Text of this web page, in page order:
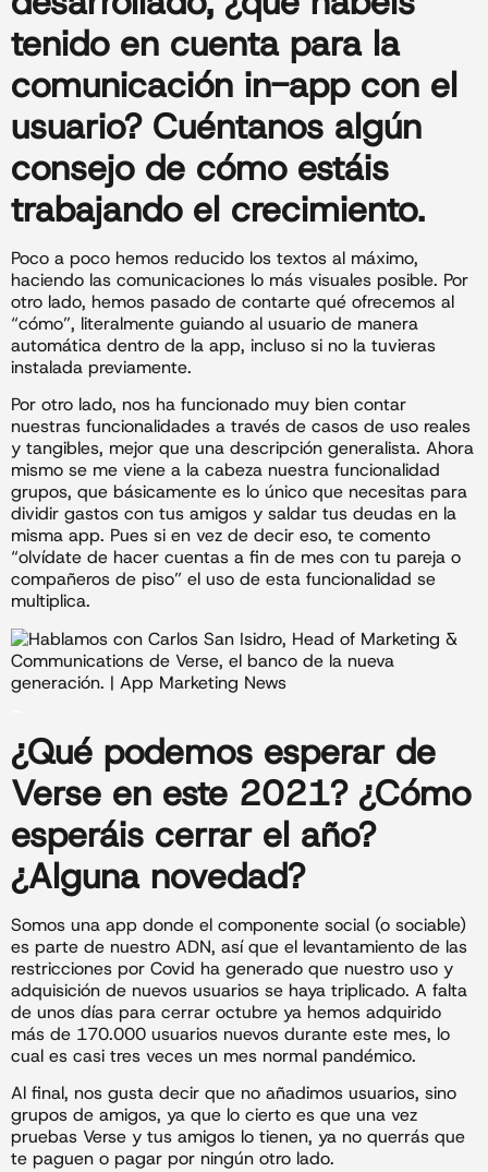
tenido en cuenta para la
comunicación in-app con el
usuario? Cuéntanos algún
consejo de cómo estáis
trabajando el crecimiento.
Poco a poco hemos reducido los textos al máximo,
haciendo las comunicaciones lo más visuales posible. Por
otro lado, hemos pasado de contarte qué ofrecemos al
“cómo”, literalmente guiando al usuario de manera
automática dentro de la app, incluso si no la tuvieras
instalada previamente.
Por otro lado, nos ha funcionado muy bien contar
nuestras funcionalidades a través de casos de uso reales
y tangibles, mejor que una descripción generalista. Ahora
mismo se me viene a la cabeza nuestra funcionalidad
grupos, que básicamente es lo único que necesitas para
dividir gastos con tus amigos y saldar tus deudas en la
misma app. Pues si en vez de decir eso, te comento
“olvídate de hacer cuentas a fin de mes con tu pareja o
compañeros de piso” el uso de esta funcionalidad se
multiplica.
¿Qué podemos esperar de
Verse en este 2021? ¿Cómo
esperáis cerrar el año?
¿Alguna novedad?
Somos una app donde el componente social (o sociable)
es parte de nuestro ADN, así que el levantamiento de las
restricciones por Covid ha generado que nuestro uso y
adquisición de nuevos usuarios se haya triplicado. A falta
de unos días para cerrar octubre ya hemos adquirido
más de 170.000 usuarios nuevos durante este mes, lo
cual es casi tres veces un mes normal pandémico.
Al final, nos gusta decir que no añadimos usuarios, sino
grupos de amigos, ya que lo cierto es que una vez
pruebas Verse y tus amigos lo tienen, ya no querrás que
te paguen o pagar por ningún otro lado.